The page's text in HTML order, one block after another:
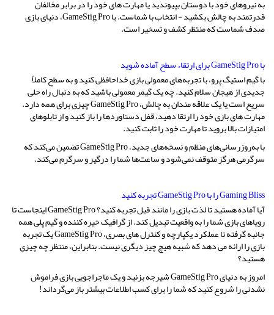
به نیروهای خود با دوستان بپیوندید یا مهارت های خود را در برابر مخالفان
قدرتمند به چالش بکشید - انتخاب با شماست. با GameStig Pro، دنیای بازی
صدف شماست که منتظر کشف و تسخیر است.
با GameStig Pro برای ارتقاء سطح آماده شوید
با گیم استیگ پرو، با تجربه‌های معمولی بازی خداحافظی کنید و به سطح کاملاً
جدیدی از هیجان سلام کنید. چه یک گیمر معمولی باشید که به دنبال راه حلی
سریع است یا یک علاقه مندان به چالش، GameStig Pro چیزی برای همه دارد.
مهارت های بازی خود را ارتقا دهید، قفل دستاوردها را باز کنید و از تابلوهای
امتیازات بالا بروید تا مهارت خود را ثابت کنید.
با به‌روزرسانی‌های منظم و نسخه‌های جدید، GameStig Pro تضمین می‌کند که
سرگرمی هرگز متوقف نمی‌شود و ساعت‌ها شما را درگیر و سرگرم می‌کند.
Gaming Bliss را با GameStig Pro تجربه کنید
آیا آماده هستید تا لذت بازی را مانند قبل تجربه کنید؟ GameStig Pro اینجاست تا
رویاهای بازی شما را به واقعیت تبدیل کند. از گرافیک خیره کننده و گیم پلی همه
جانبه گرفته تا عملکرد یکپارچه و کنترل های بصری، GameStig Pro یک تجربه
بازی را ارائه می دهد که شبیه هیچ چیز دیگری نیست. بنابراین، منتظر چه چیزی
هستید؟
امروز به دنیای GameStig Pro شیرجه بزنید و یک ماجراجویی بازی فراموش
نشدنی را شروع کنید که شما را برای کسب اطلاعات بیشتر باز می‌گرداند!